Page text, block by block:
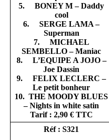
5. BONEY M – Daddy
cool
6. SERGE LAMA –
Superman
7. MICHAEL
SEMBELLO – Maniac
8. L’EQUIPE A JOJO –
Joe Dassin
9. FELIX LECLERC –
Le petit bonheur
10. THE MOODY BLUES
– Nights in white satin
Tarif : 2,90 € TTC
Réf : S321